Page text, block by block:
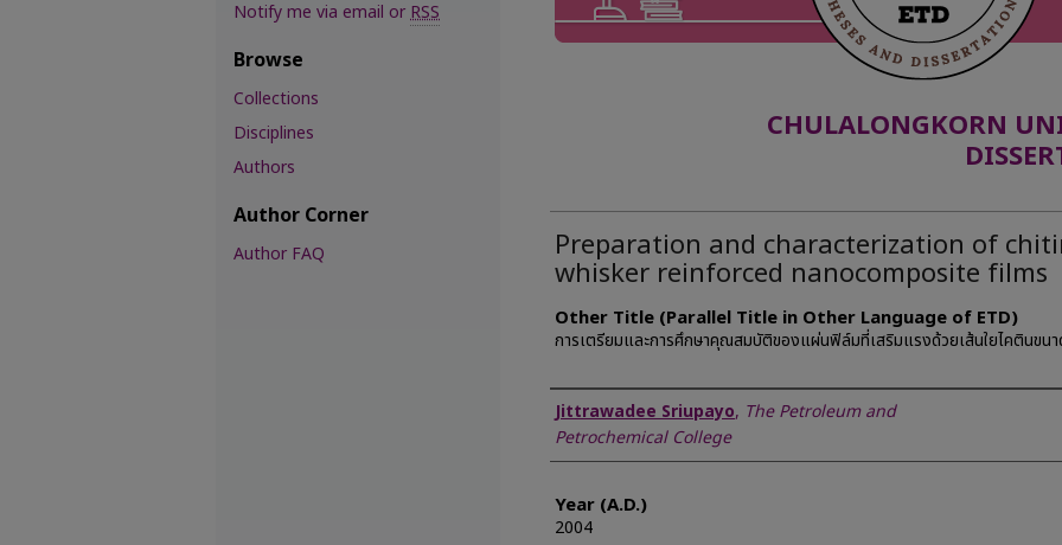
CHULALONGKORN
Preparation and characterization of
whisker reinforced nanocomposite films
Other Title (Parallel Title in Other Language of ETD)
การเตรียมและการศึกษาคุณสมบัติของแผ่นฟิล์มที่เสริมแรงด้วยเส้นใยไคตินขนา
Author
Jittrawadee Sriupayo, The Petroleum and
Petrochemical College
Year (A.D.)
2004
Notify me via email orRSS
Browse
Collections
Disciplines
Authors
Author Corner
Author FAQ